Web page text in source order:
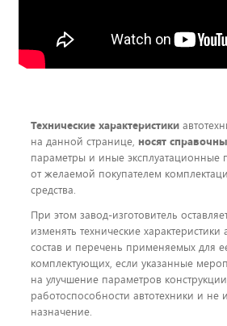
Технические характеристики
на данной странице, носят
параметры и иные эксплуатационные
от желаемой покупателем
средства.
При этом завод-изготовитель
изменять технические характеристики
состав и перечень применяемых для
комплектующих, если указанные
на улучшение параметров
работоспособности автотехники и не
назначение.